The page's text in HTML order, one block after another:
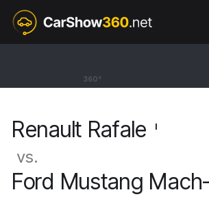
360°
Renault Rafale
Renault Rafale I
vs.
Ford Mustang